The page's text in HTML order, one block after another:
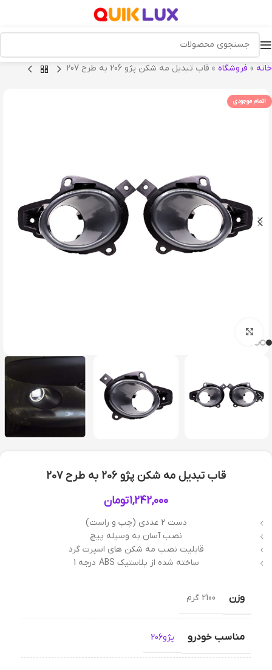
خانه » فروشگاه » قاب تبدیل مه شکن پژو 206 به طرح 207
اتمام موجودی
قاب تبدیل مه شکن پژو 206 به طرح 207
1,242,000تومان
دست 2 عددی (چپ و راست)
نصب آسان به وسیله پیچ
قابلیت نصب مه شکن های اسپرت گرد
ساخته شده از پلاستیک ABS درجه 1
وزن 2100 گرم
مناسب خودرو پژو206